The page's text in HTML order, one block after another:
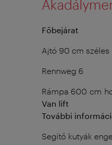
Főbejárat
Ajtó 90 cm széles
Rennweg 6
Rámpa 600 cm
Van lift
További
Segítő kutyák